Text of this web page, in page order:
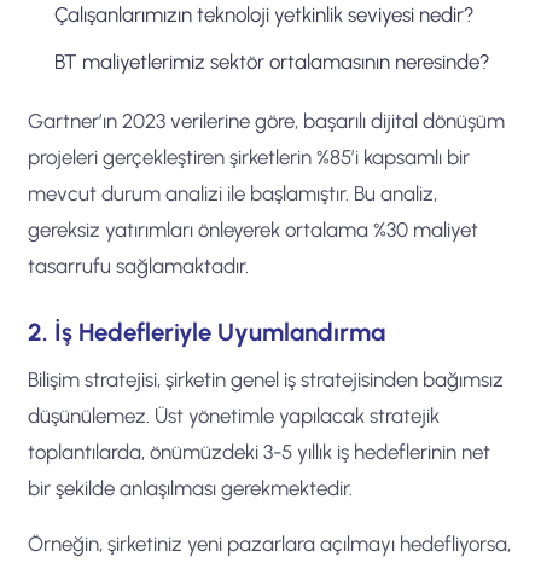
Çalışanlarımızın teknoloji yetkinlik seviyesi nedir?
BT maliyetlerimiz sektör ortalamasının neresinde?
Gartner’ın 2023 verilerine göre, başarılı dijital dönüşüm
projeleri gerçekleştiren şirketlerin %85’i kapsamlı bir
mevcut durum analizi ile başlamıştır. Bu analiz,
gereksiz yatırımları önleyerek ortalama %30 maliyet
tasarrufu sağlamaktadır.
2. İş Hedefleriyle Uyumlandırma
Bilişim stratejisi, şirketin genel iş stratejisinden bağımsız
düşünülemez. Üst yönetimle yapılacak stratejik
toplantılarda, önümüzdeki 3-5 yıllık iş hedeflerinin net
bir şekilde anlaşılması gerekmektedir.
Örneğin, şirketiniz yeni pazarlara açılmayı hedefliyorsa,